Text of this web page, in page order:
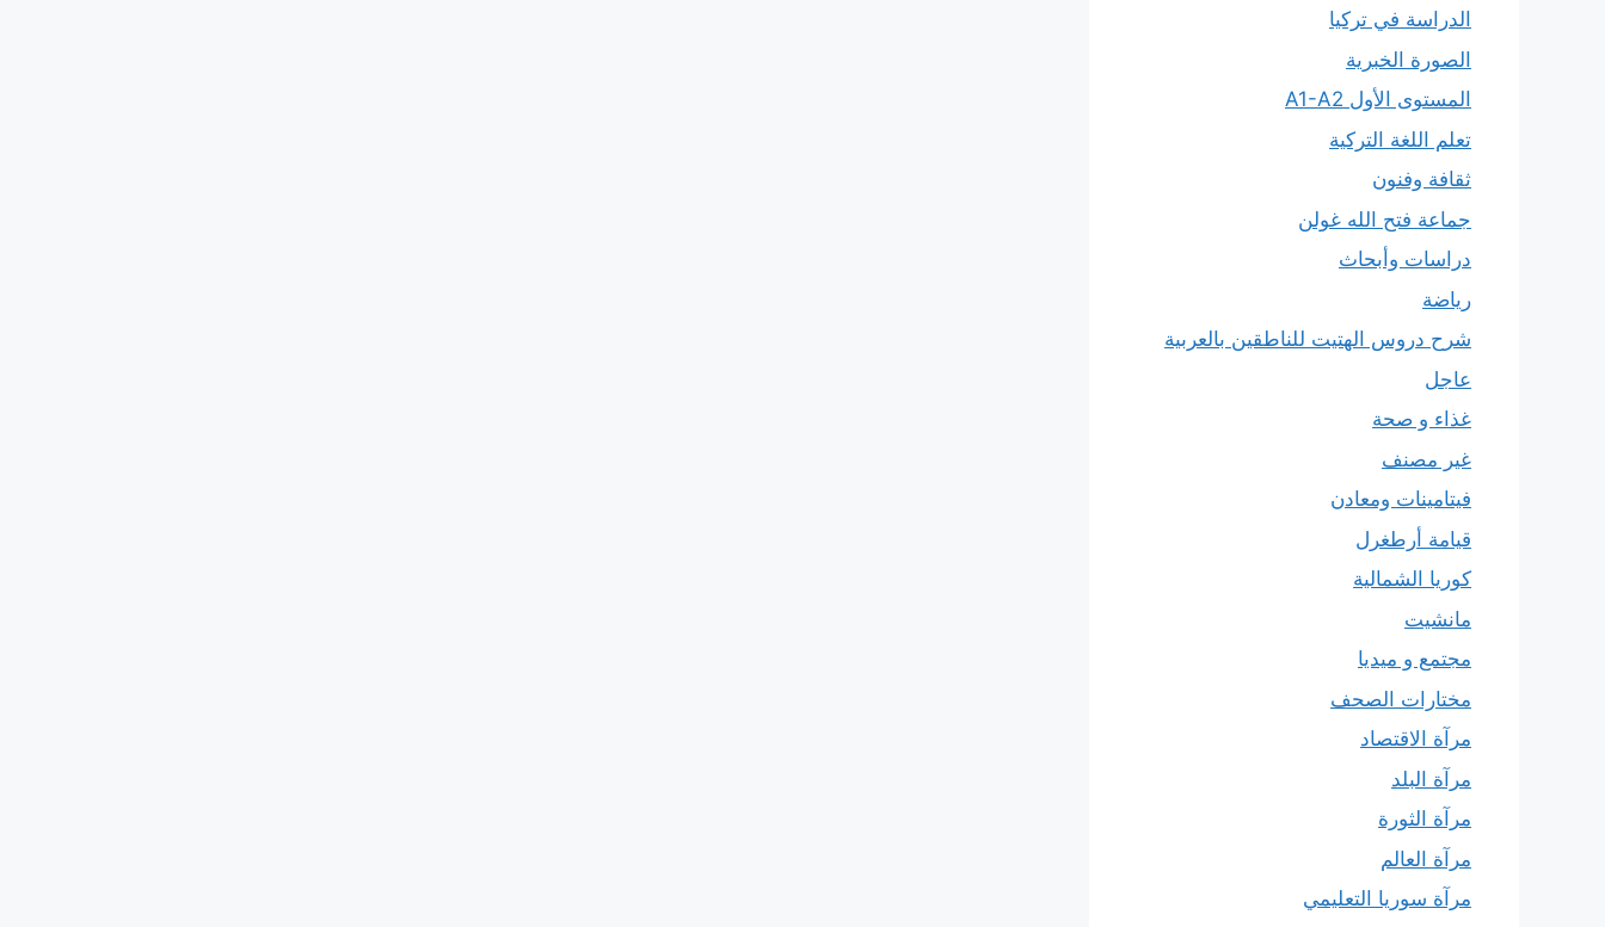
الدراسة في تركيا
الصورة الخبرية
المستوى الأول A1-A2
تعلم اللغة التركية
ثقافة وفنون
جماعة فتح الله غولن
دراسات وأبحاث
رياضة
شرح دروس الهتيت للناطقين بالعربية
عاجل
غذاء و صحة
غير مصنف
فيتامينات ومعادن
قيامة أرطغرل
كوريا الشمالية
مانشيت
مجتمع و ميديا
مختارات الصحف
مرآة الاقتصاد
مرآة البلد
مرآة الثورة
مرآة العالم
مرآة سوريا التعليمي